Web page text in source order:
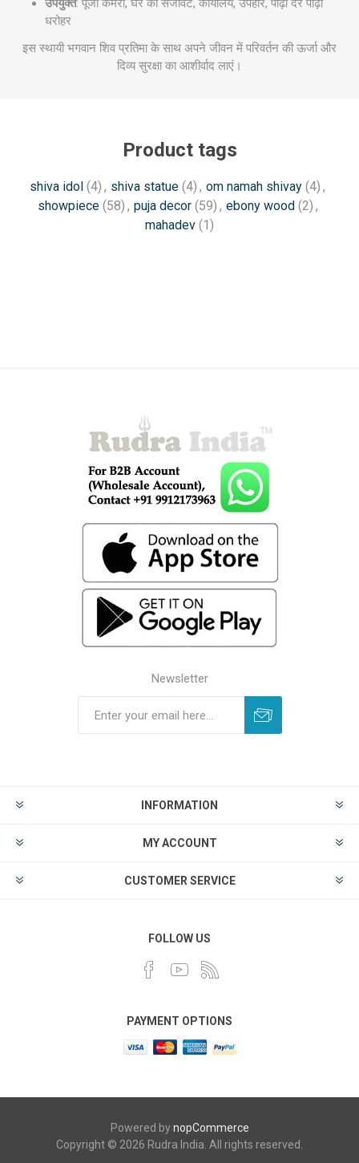
उपयुक्त: पूजा कमरा, घर की सजावट, कार्यालय, उपहार, पीढ़ी दर पीढ़ी
धरोहर
इस स्थायी भगवान शिव प्रतिमा के साथ अपने जीवन में परिवर्तन की ऊर्जा और
दिव्य सुरक्षा का आशीर्वाद लाएं।
Product tags
shiva idol (4) , shiva statue (4) , om namah shivay (4) ,
showpiece (58) , puja decor (59) , ebony wood (2) ,
mahadev (1)
Newsletter
INFORMATION
MY ACCOUNT
CUSTOMER SERVICE
FOLLOW US
PAYMENT OPTIONS
Powered bynopCommerce
Copyright © 2026 Rudra India. All rights reserved.